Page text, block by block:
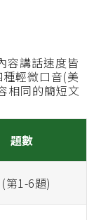
容講話速度皆
輕微口音(美
相同的簡短文
題數
第1-6題)